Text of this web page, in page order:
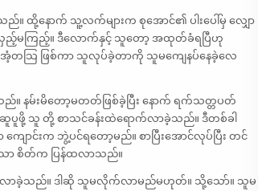
ထို့နောက် သူ့လက်များက စုအောင်၏ ပါးပေါ်မှ လျှော
လှည့်မကြည့်။ ဒီလောက်နှင့် သူတော့ အထုတ်ခံရပြီဟု
တသြ ဖြစ်ကာ သူလုပ်ခဲ့တာကို သူမကျေနပ်နေခဲ့လေ
နမ်းမိတော့မတတ်ဖြစ်ခဲ့ပြီး နောက် ရက်သတ္တပတ်
ဆူပူဖို့ သူ တို့ စာသင်ခန်းထဲရောက်လာခဲ့သည်။ ဒီတစ်ခါ
ောင်းက ဘွဲ့ပင်ရတော့မည်။ စာပြီးအောင်လုပ်ပြီး တင်
ာ စိတ်က ပြန်ထလာသည်။
က်လာခဲ့သည်။ ဒါဆို သူမလိုက်လာမည်မဟုတ်။ သို့သော်။ သူမ